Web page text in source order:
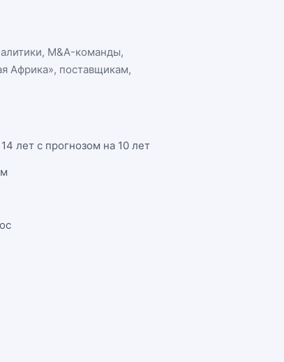
M&A-команды,
Африка», поставщикам,
лет с прогнозом на 10 лет